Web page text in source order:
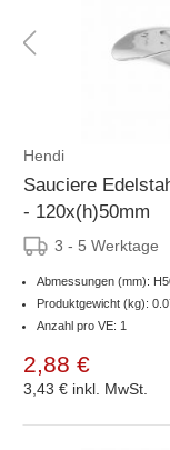
Hendi
Sauciere
- 120x(h)50mm
3 - 5 Werktage
Abmessungen (mm):
Produktgewicht (kg):
Anzahl pro VE: 1
2,88 €
3,43 € inkl. MwSt.